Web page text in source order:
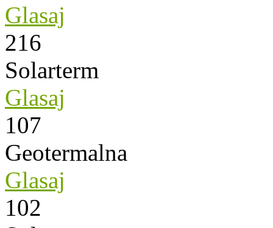
Glasaj
216
Solarterm
Glasaj
107
Geotermalna
Glasaj
102